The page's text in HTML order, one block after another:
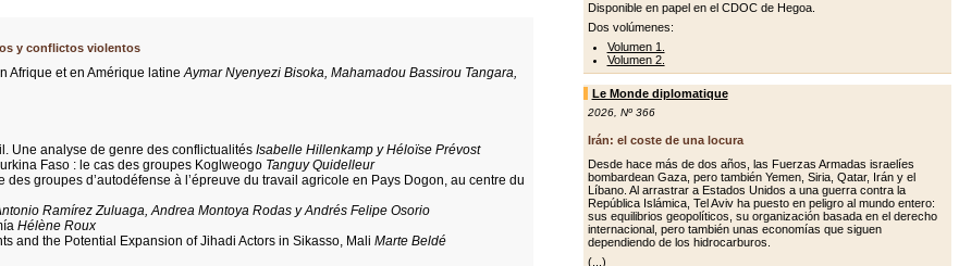
Disponible en papel en el CDOC de Hegoa.
Dos volúmenes:
Volumen 1.
Volumen 2.
Le Monde diplomatique
2026, Nº 366
Irán: el coste de una locura
Desde hace más de dos años, las Fuerzas Armadas israelíes
bombardean Gaza, pero también Yemen, Siria, Qatar, Irán y el
Líbano. Al arrastrar a Estados Unidos a una guerra contra la
República Islámica, Tel Aviv ha puesto en peligro al mundo entero:
sus equilibrios geopolíticos, su organización basada en el derecho
internacional, pero también unas economías que siguen
dependiendo de los hidrocarburos.
(...)
y conflictos violentos
Afrique et en Amérique latineAymar Nyenyezi Bisoka, Mahamadou Bassirou Tangara,
Une analyse de genre des conflictualitésIsabelle Hillenkamp y Héloïse Prévost
Faso : le cas des groupes Koglweogo Tanguy Quidelleur
groupes d’autodéfense à l’épreuve du travail agricole en Pays Dogon, au centre du
Ramírez Zuluaga, Andrea Montoya Rodas y Andrés Felipe Osorio
Hélène Roux
and the Potential Expansion of Jihadi Actors in Sikasso, MaliMarte Beldé